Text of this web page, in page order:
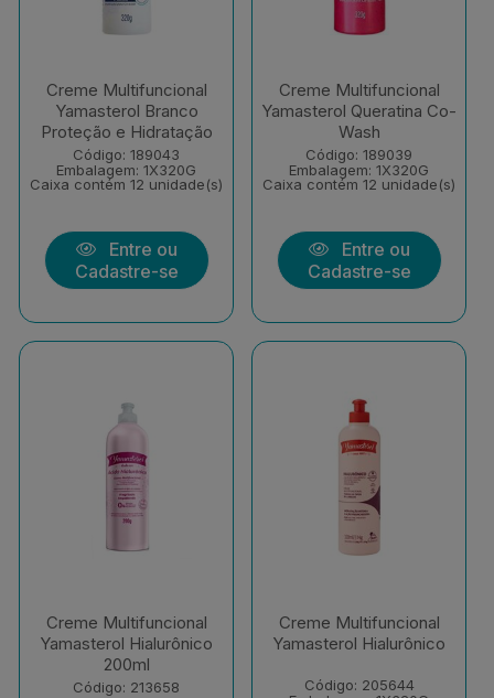
Creme Multifuncional
Yamasterol Branco
Proteção e Hidratação
Código: 189043
Embalagem: 1X320G
Caixa contém 12 unidade(s)
Entre ou
Cadastre-se
Creme Multifuncional
Yamasterol Queratina Co-
Wash
Código: 189039
Embalagem: 1X320G
Caixa contém 12 unidade(s)
Entre ou
Cadastre-se
Creme Multifuncional
Yamasterol Hialurônico
200ml
Código: 213658
Creme Multifuncional
Yamasterol Hialurônico
Código: 205644